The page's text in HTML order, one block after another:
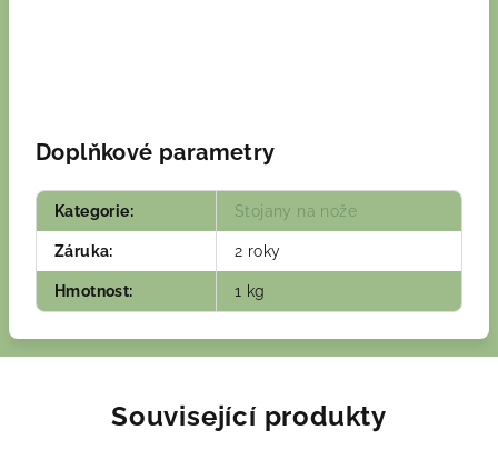
Doplňkové parametry
Kategorie: Stojany na nože
Záruka: 2 roky
Hmotnost: 1 kg
Související produkty